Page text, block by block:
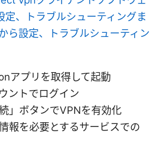
定、トラブルシューティングま
ら設定、トラブルシューティン
アプリを取得して起動
ントでログイン
」ボタンでVPNを有効化
報を必要とするサービスでの